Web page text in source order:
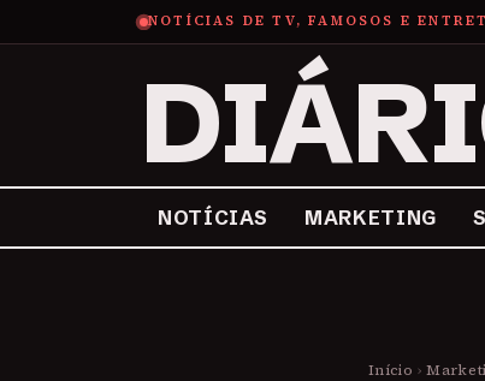
NOTÍCIAS DE TV, FAMOSOS E
NOTÍCIAS MARKETING
Início ›